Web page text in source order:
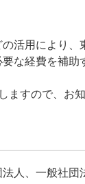
活用により、
な経費を補助
すので、お知
人、一般社団